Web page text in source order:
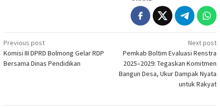
Post
navigation
Previous post
Komisi III DPRD Bolmong Gelar RDP
Bersama Dinas Pendidikan
Next post
Pemkab Boltim Evaluasi Renstra
2025–2029: Tegaskan Komitmen
Bangun Desa, Ukur Dampak Nyata
untuk Rakyat